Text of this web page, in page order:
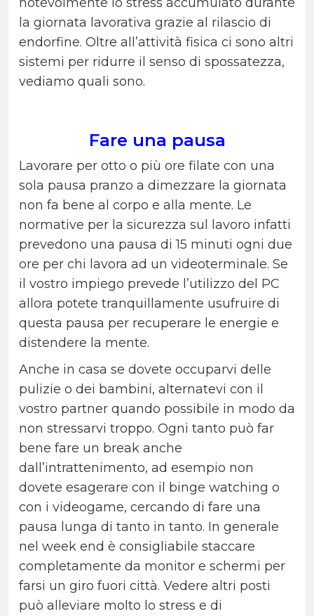
la giornata lavorativa grazie al rilascio di
endorfine. Oltre all’attività fisica ci sono altri
sistemi per ridurre il senso di spossatezza,
vediamo quali sono.
Fare una pausa
Lavorare per otto o più ore filate con una
sola pausa pranzo a dimezzare la giornata
non fa bene al corpo e alla mente. Le
normative per la sicurezza sul lavoro infatti
prevedono una pausa di 15 minuti ogni due
ore per chi lavora ad un videoterminale. Se
il vostro impiego prevede l’utilizzo del PC
allora potete tranquillamente usufruire di
questa pausa per recuperare le energie e
distendere la mente.
Anche in casa se dovete occuparvi delle
pulizie o dei bambini, alternatevi con il
vostro partner quando possibile in modo da
non stressarvi troppo. Ogni tanto può far
bene fare un break anche
dall’intrattenimento, ad esempio non
dovete esagerare con il binge watching o
con i videogame, cercando di fare una
pausa lunga di tanto in tanto. In generale
nel week end è consigliabile staccare
completamente da monitor e schermi per
farsi un giro fuori città. Vedere altri posti
può alleviare molto lo stress e di